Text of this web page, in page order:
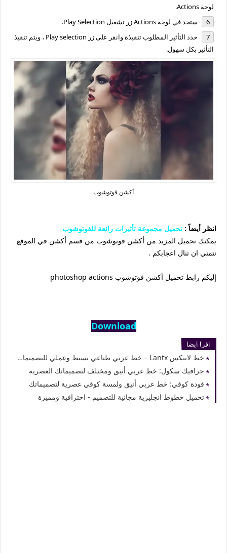
لوحة Actions.
ستجد في لوحة Actions زر تشغيل Play Selection.
حدد التأثير المطلوب تنفيذة وانقر على زر Play selection ، ويتم تنفيذ
التأثير بكل سهول.
أكشن فوتوشوب
انظر أيضاً : تحميل مجموعة تأثيرات رائعة للفوتوشوب
يمكنك تحميل المزيد من أكشن فوتوشوب من قسم أكشن في الموقع
نتمني ان تنال اعجابكم .
إليكم رابط تحميل أكشن فوتوشوب photoshop actions
Download
اقرا ايضا
خط لانتكس Lantx – خط عربي طباعي بسيط وعملي للتصميمات الاحترافية
جرافيك سكول: خط عربي أنيق ومختلف لتصميماتك العصرية
فودة كوفي: خط عربي أنيق ولمسة كوفي عصرية لتصميماتك
تحميل خطوط انجليزية مجانية للتصميم - احترافية ومميزة